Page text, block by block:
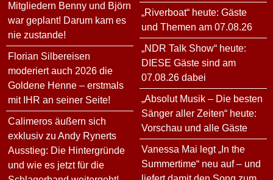
Mitgliedern Benny und Björn
war geplant! Darum kam es
nie zustande!
Florian Silbereisen
moderiert auch 2026 die
Goldene Henne – erstmals
mit IHR an seiner Seite!
Calimeros äußern sich
exklusiv zu Andy Rynerts
Ausstieg: Die Hintergründe
und wie es jetzt für die
„Riverboat“ heute: Gäste
und Themen am 07.08.26
„NDR Talk Show“ heute:
DIESE Gäste sind am
07.08.26 dabei
„Absolut Musik – Die besten
Sänger aller Zeiten“ heute:
Vorschau und alle Gäste
Vanessa Mai legt „In the
Summertime“ neu auf – und